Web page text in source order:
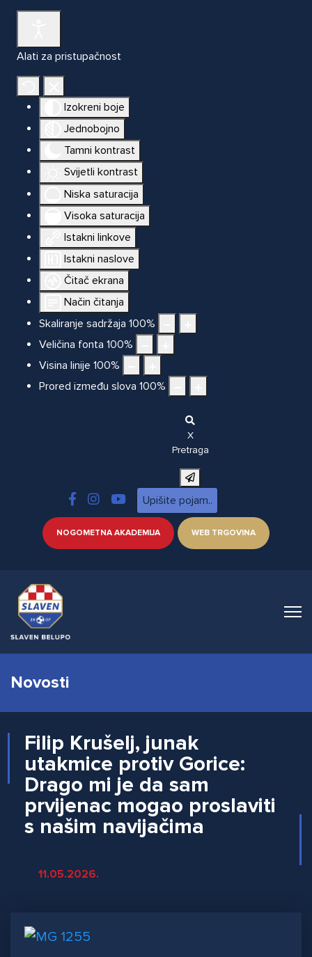
Alati za pristupačnost
Izokreni boje
Jednobojno
Tamni kontrast
Svijetli kontrast
Niska saturacija
Visoka saturacija
Istakni linkove
Istakni naslove
Čitač ekrana
Način čitanja
Skaliranje sadržaja 100%
Veličina fonta 100%
Visina linije 100%
Prored između slova 100%
X
Pretraga
NOGOMETNA AKADEMIJA WEB TRGOVINA
Novosti
Filip Krušelj, junak
utakmice protiv Gorice:
Drago mi je da sam
prvijenac mogao proslaviti
s našim navijačima
11.05.2026.